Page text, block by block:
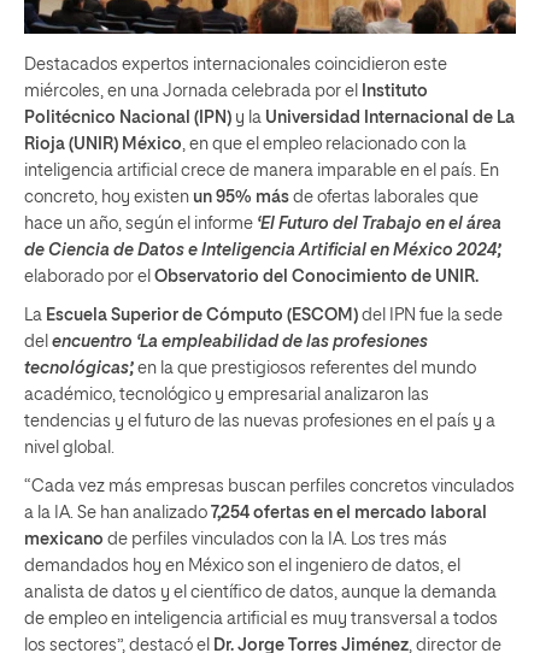
Destacados expertos internacionales coincidieron este
miércoles, en una Jornada celebrada por el
Instituto
Politécnico Nacional (IPN) y la Universidad Internacional de La
Rioja (UNIR) México , en que el empleo relacionado con la
inteligencia artificial crece de manera imparable en el país. En
concreto, hoy existen un 95% más de ofertas laborales que
hace un año, según el informe ‘El Futuro del Trabajo en el área
de Ciencia de Datos e Inteligencia Artificial en México 2024’,
elaborado por el Observatorio del Conocimiento de UNIR.
La Escuela Superior de Cómputo (ESCOM) del IPN fue la sede
del encuentro ‘La empleabilidad de las profesiones
tecnológicas’, en la que prestigiosos referentes del mundo
académico, tecnológico y empresarial analizaron las
tendencias y el futuro de las nuevas profesiones en el país y a
nivel global.
“Cada vez más empresas buscan perfiles concretos vinculados
a la IA. Se han analizado 7,254 ofertas en el mercado laboral
mexicano de perfiles vinculados con la IA. Los tres más
demandados hoy en México son el ingeniero de datos, el
analista de datos y el científico de datos, aunque la demanda
de empleo en inteligencia artificial es muy transversal a todos
los sectores”, destacó el Dr. Jorge Torres Jiménez , director de